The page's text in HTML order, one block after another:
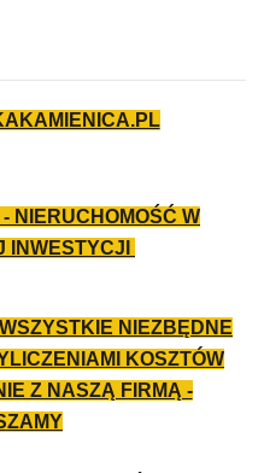
NIERUCHOMOŚĆ W
INWESTYCJI
NIEZBĘDNE
KOSZTÓW
Z NASZĄ FIRMĄ -